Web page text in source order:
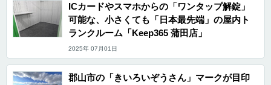
ICカードやスマホからの「ワンタップ解錠」
可能な、小さくても「日本最先端」の屋内ト
ランクルーム「Keep365 蒲田店」
2025年 07月01日
郡山市の「きいろいぞうさん」マークが目印